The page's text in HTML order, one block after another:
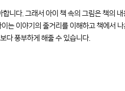
니다. 그래서 아이 책 속의 그림은 책의
는 이야기의 줄거리를 이해하고 책에서
다 풍부하게 해줄 수 있습니다.